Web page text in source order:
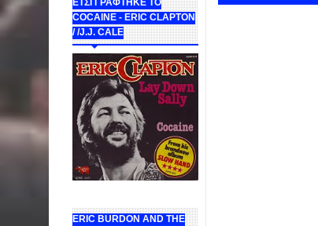
ΕΤΣΙ ΓΡΑΦΤΗΚΕ ΤΟ
COCAINE - ERIC CLAPTON
/ /J.J. CALE
ERIC BURDON AND THE